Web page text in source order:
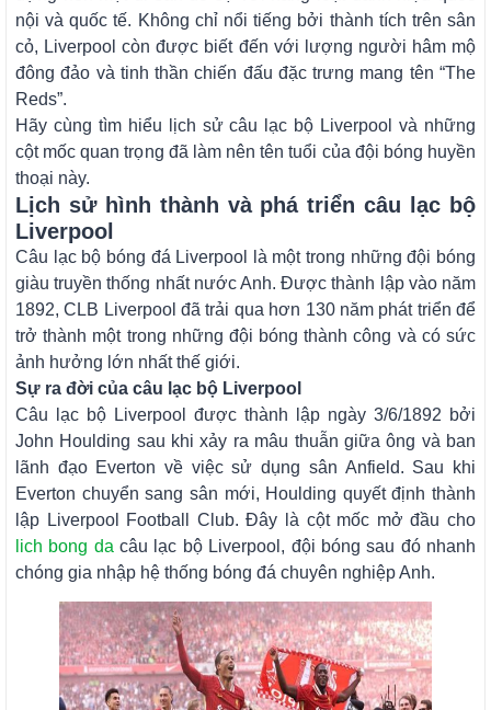
nội và quốc tế. Không chỉ nổi tiếng bởi thành tích trên sân
cỏ, Liverpool còn được biết đến với lượng người hâm mộ
đông đảo và tinh thần chiến đấu đặc trưng mang tên “The
Reds”.
Hãy cùng tìm hiểu lịch sử câu lạc bộ Liverpool và những
cột mốc quan trọng đã làm nên tên tuổi của đội bóng huyền
thoại này.
Lịch sử hình thành và phá triển câu lạc bộ
Liverpool
Câu lạc bộ bóng đá Liverpool là một trong những đội bóng
giàu truyền thống nhất nước Anh. Được thành lập vào năm
1892, CLB Liverpool đã trải qua hơn 130 năm phát triển để
trở thành một trong những đội bóng thành công và có sức
ảnh hưởng lớn nhất thế giới.
Sự ra đời của câu lạc bộ Liverpool
Câu lạc bộ Liverpool được thành lập ngày 3/6/1892 bởi
John Houlding sau khi xảy ra mâu thuẫn giữa ông và ban
lãnh đạo Everton về việc sử dụng sân Anfield. Sau khi
Everton chuyển sang sân mới, Houlding quyết định thành
lập Liverpool Football Club. Đây là cột mốc mở đầu cho
lich bong da câu lạc bộ Liverpool, đội bóng sau đó nhanh
chóng gia nhập hệ thống bóng đá chuyên nghiệp Anh.